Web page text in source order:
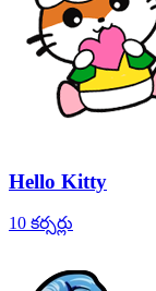
Hello Kitty
10 కర్సర్లు